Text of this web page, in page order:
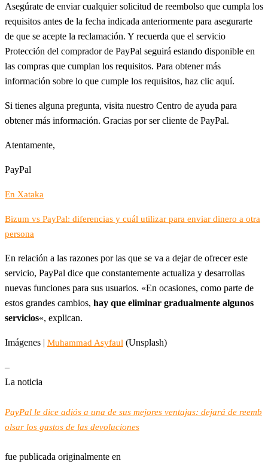
Asegúrate de enviar cualquier solicitud de reembolso que cumpla los
requisitos antes de la fecha indicada anteriormente para asegurarte
de que se acepte la reclamación. Y recuerda que el servicio
Protección del comprador de PayPal seguirá estando disponible en
las compras que cumplan los requisitos. Para obtener más
información sobre lo que cumple los requisitos, haz clic aquí.
Si tienes alguna pregunta, visita nuestro Centro de ayuda para
obtener más información. Gracias por ser cliente de PayPal.
Atentamente,
PayPal
En Xataka
Bizum vs PayPal: diferencias y cuál utilizar para enviar dinero a otra
persona
En relación a las razones por las que se va a dejar de ofrecer este
servicio, PayPal dice que constantemente actualiza y desarrollas
nuevas funciones para sus usuarios. «En ocasiones, como parte de
estos grandes cambios, hay que eliminar gradualmente algunos
servicios«, explican.
Imágenes | Muhammad Asyfaul (Unsplash)
–
La noticia
PayPal le dice adiós a una de sus mejores ventajas: dejará de reemb
olsar los gastos de las devoluciones
fue publicada originalmente en